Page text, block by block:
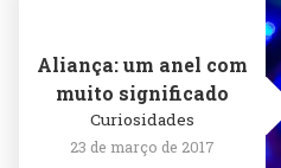
Aliança: um anel com
muito significado
Curiosidades
23 de março de 2017